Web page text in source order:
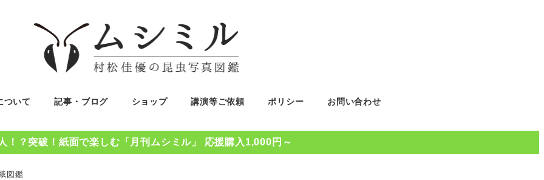
ついて 記事・ブログ ショップ 講演等ご依頼 ポリシー お問い合わせ
！？突破！紙面で楽しむ「月刊ムシミル」 応援購入1,000円～
図鑑